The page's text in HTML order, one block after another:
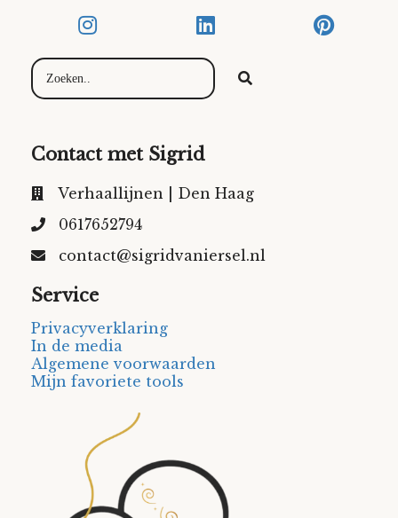
Contact met Sigrid
Verhaallijnen | Den Haag
0617652794
contact@sigridvaniersel.nl
Service
Privacyverklaring
In de media
Algemene voorwaarden
Mijn favoriete tools